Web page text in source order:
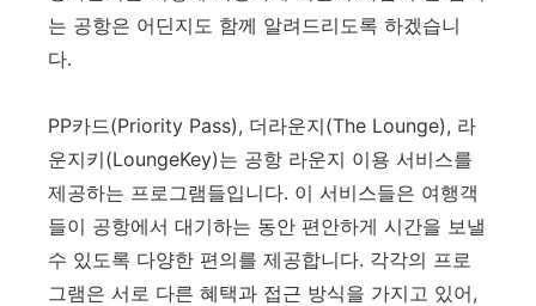
는 공항은 어딘지도 함께 알려드리도록 하겠습니
다.
PP카드(Priority Pass), 더라운지(The Lounge), 라
운지키(LoungeKey)는 공항 라운지 이용 서비스를
제공하는 프로그램들입니다. 이 서비스들은 여행객
들이 공항에서 대기하는 동안 편안하게 시간을 보낼
수 있도록 다양한 편의를 제공합니다. 각각의 프로
그램은 서로 다른 혜택과 접근 방식을 가지고 있어,